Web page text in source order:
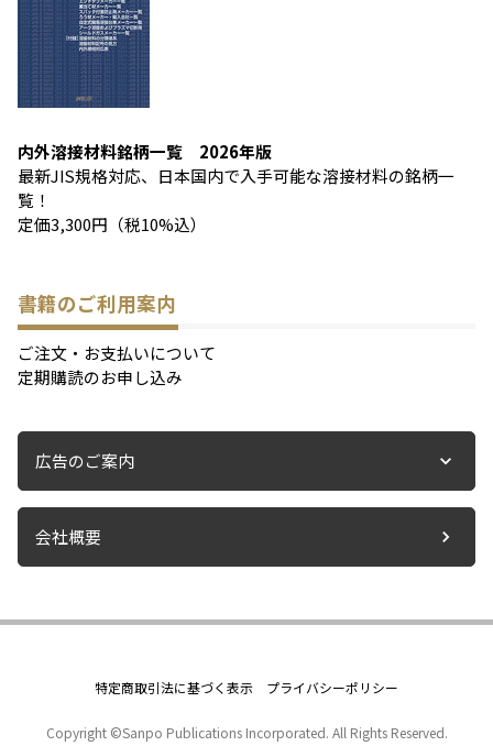
内外溶接材料銘柄一覧 2026年版
最新JIS規格対応、日本国内で入手可能な溶接材料の銘柄一
覧！
定価3,300円（税10%込）
書籍のご利用案内
ご注文・お支払いについて
定期購読のお申し込み
広告のご案内
会社概要
特定商取引法に基づく表示 プライバシーポリシー
Copyright ©Sanpo Publications Incorporated. All Rights Reserved.